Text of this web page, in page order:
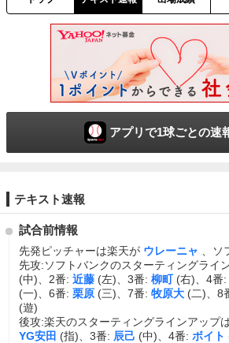
アプリで1球ごとの速
テキスト速報
試合前情報
先発ピッチャーは楽天が ウレーニャ 、
先攻:ソフトバンクのスターティングライ
(中)、2番: 近藤 (左)、3番: 柳町 (右)、4番:
(一)、6番: 栗原 (三)、7番: 牧原大 (二)、8
(遊)
後攻:楽天のスターティングラインアップ
YG安田 (指)、3番: 辰己 (中)、4番: ボイト